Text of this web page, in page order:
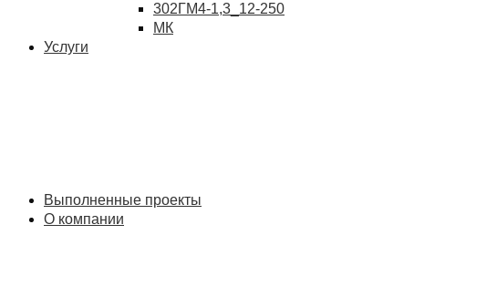
302ГМ4-1,3_12-250
МК
Услуги
Выполненные проекты
О компании